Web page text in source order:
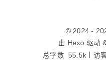
© 2024-
由 Hexo 驱动
总字数 55.5k 访